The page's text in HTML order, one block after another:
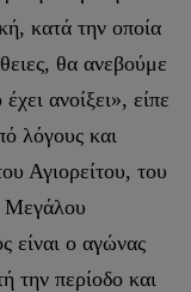
κατά την οποία
θα ανεβούμε
ανοίξει», είπε
λόγους και
Αγιορείτου, του
Μεγάλου
είναι ο αγώνας
την περίοδο και